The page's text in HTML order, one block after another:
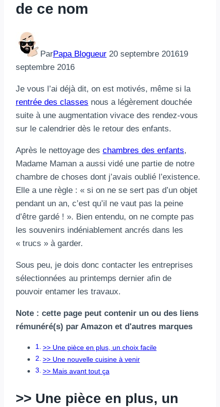
de ce nom
ParPapa Blogueur 20 septembre 201619
septembre 2016
Je vous l’ai déjà dit, on est motivés, même si la
rentrée des classes nous a légèrement douchée
suite à une augmentation vivace des rendez-vous
sur le calendrier dès le retour des enfants.
Après le nettoyage des chambres des enfants,
Madame Maman a aussi vidé une partie de notre
chambre de choses dont j’avais oublié l’existence.
Elle a une règle : « si on ne se sert pas d’un objet
pendant un an, c’est qu’il ne vaut pas la peine
d’être gardé ! ». Bien entendu, on ne compte pas
les souvenirs indéniablement ancrés dans les
« trucs » à garder.
Sous peu, je dois donc contacter les entreprises
sélectionnées au printemps dernier afin de
pouvoir entamer les travaux.
Note : cette page peut contenir un ou des liens
rémunéré(s) par Amazon et d'autres marques
>> Une pièce en plus, un choix facile
>> Une nouvelle cuisine à venir
>> Mais avant tout ça
>> Une pièce en plus, un